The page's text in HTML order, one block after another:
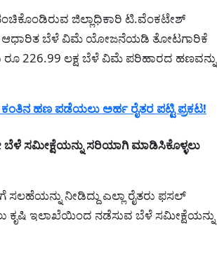
ಜಿಲ್ಲಾಧಿಕಾರಿ ಟಿ.ವೆಂಕಟೇಶ್
ಆಧಾರಿತ ಬೆಳೆ ವಿಮೆ ಯೋಜನೆಯಡಿ ತೋಟಗಾರಿಕೆ
226.99 ಲಕ್ಷ ಬೆಳೆ ವಿಮೆ ಪರಿಹಾರದ ಹಣವನ್ನು
ಹಣ ಪಡೆಯಲು ಅರ್ಹ ರೈತರ ಪಟ್ಟಿ ಪ್ರಕಟ!
ಸಮೀಕ್ಷೆಯನ್ನು ಸರಿಯಾಗಿ ಮಾಡಿಸಿಕೊಳ್ಳಲು
ನೀಡಿದ್ದು ಎಲ್ಲಾ ರೈತರು ಫಸಲ್
ಇಲಾಖೆಯಿಂದ ನಡೆಸುವ ಬೆಳೆ ಸಮೀಕ್ಷೆಯನ್ನು